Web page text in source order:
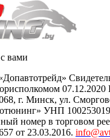
вами
07.12.2020
, г. Минск, ул.
УНП
номер в торговом
от 23.03.2016.